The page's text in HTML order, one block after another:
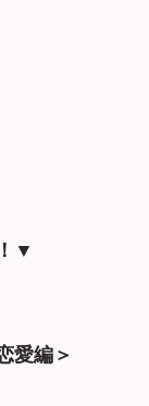
▼
愛編＞